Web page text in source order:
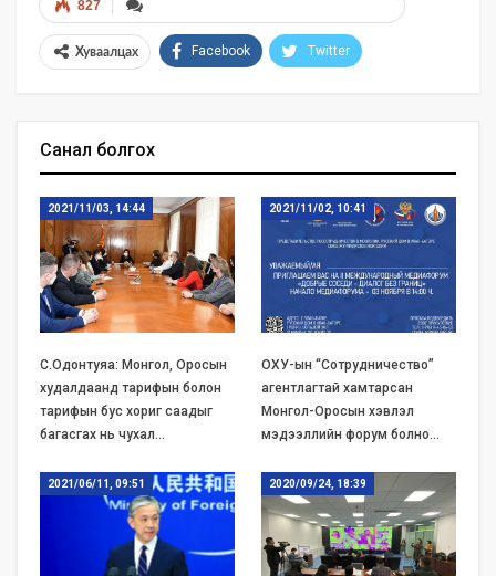
827
Хуваалцах Facebook Twitter
Санал болгох
2021/11/03, 14:44
С.Одонтуяа: Монгол, Оросын
худалдаанд тарифын болон
тарифын бус хориг саадыг
багасгах нь чухал…
2021/11/02, 10:41
ОХУ-ын “Сотрудничество”
агентлагтай хамтарсан
Монгол-Оросын хэвлэл
мэдээллийн форум болно…
2021/06/11, 09:51 2020/09/24, 18:39